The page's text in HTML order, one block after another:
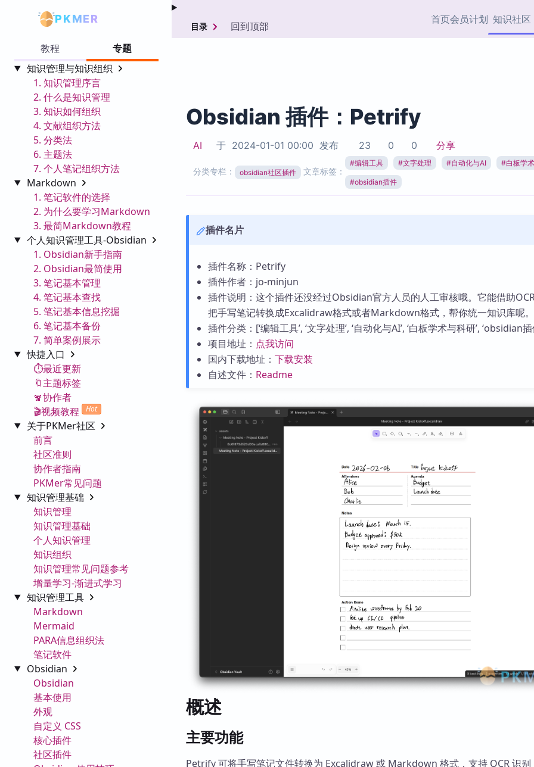
PKMER 首页会员计划 知识社区
热门链接 Top5
载
加速访问 Obsidian 官方
市场
Zotero 插件
插件
教程
专题
知识管理与知识组织
1. 知识管理序言
2. 什么是知识管理
3. 知识如何组织
4. 文献组织方法
5. 分类法
6. 主题法
7. 个人笔记组织方法
Markdown
1. 笔记软件的选择
2. 为什么要学习Markdown
3. 最简Markdown教程
个人知识管理工具-Obsidian
1. Obsidian新手指南
2. Obsidian最简使用
3. 笔记基本管理
4. 笔记基本查找
5. 笔记基本信息挖掘
6. 笔记基本备份
7. 简单案例展示
快捷入口
⏱️最近更新
🔖主题标签
🧣协作者
🎬视频教程
Hot
关于PKMer社区
前言
社区准则
协作者指南
PKMer常见问题
知识管理基础
知识管理
知识管理基础
个人知识管理
知识组织
知识管理常见问题参考
增量学习-渐进式学习
知识管理工具
Markdown
Mermaid
PARA信息组织法
笔记软件
Obsidian
Obsidian
基本使用
外观
自定义 CSS
核心插件
社区插件
目录 回到顶部
Obsidian 插件：Petrify
AI 于 2024-01-01 00:00 发布 23 0 0 分享
分类专栏： obsidian社区插件 文章标签：
#编辑工具 #文字处理 #自动化与AI #白板学
#obsidian插件
插件名片
插件名称：Petrify
插件作者：jo-minjun
插件说明：这个插件还没经过Obsidian官方人员的人工审核哦。它能借助
把手写笔记转换成Excalidraw格式或者Markdown格式，帮你统一知识库呢。
插件分类：[‘编辑工具’, ‘文字处理’, ‘自动化与AI’, ‘白板学术与科研’, ‘obsidian插
项目地址： 点我访问
国内下载地址： 下载安装
自述文件： Readme
概述
主要功能
Petrify 可将手写笔记文件转换为 Excalidraw 或 Markdown 格式，支持 OCR 识别